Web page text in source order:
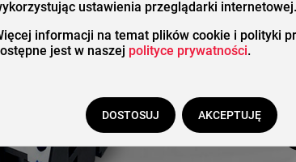
ustawienia przeglądarki internetowej.
informacji na temat plików cookie i polityki
jest w naszej polityce prywatności.
DOSTOSUJ AKCEPTUJĘ